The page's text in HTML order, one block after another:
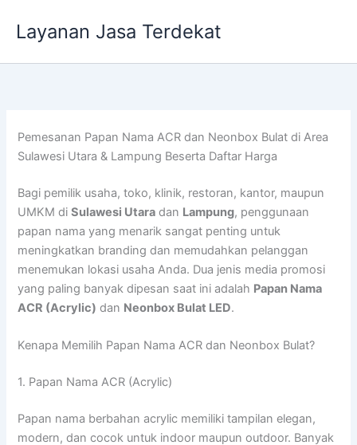
Layanan Jasa Terdekat
Pemesanan Papan Nama ACR dan Neonbox Bulat di Area
Sulawesi Utara & Lampung Beserta Daftar Harga
Bagi pemilik usaha, toko, klinik, restoran, kantor, maupun
UMKM diSulawesi Utara dan Lampung, penggunaan
papan nama yang menarik sangat penting untuk
meningkatkan branding dan memudahkan pelanggan
menemukan lokasi usaha Anda. Dua jenis media promosi
yang paling banyak dipesan saat ini adalah Papan Nama
ACR (Acrylic) dan Neonbox Bulat LED.
Kenapa Memilih Papan Nama ACR dan Neonbox Bulat?
1. Papan Nama ACR (Acrylic)
Papan nama berbahan acrylic memiliki tampilan elegan,
modern, dan cocok untuk indoor maupun outdoor. Banyak